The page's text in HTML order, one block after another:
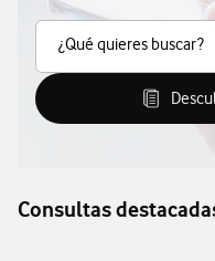
¿Qué quieres buscar?
Buscar Contenido
Consultas